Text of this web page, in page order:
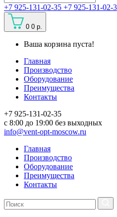
+7 925-131-02-35 +7 925-131-02-
0 0 р.
Ваша корзина пуста!
Главная
Производство
Оборудование
Преимущества
Контакты
+7 925-131-02-35
c 8:00 до 19:00 без выходных
info@vent-opt-moscow.ru
Главная
Производство
Оборудование
Преимущества
Контакты